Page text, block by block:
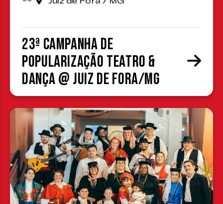
23ª Campanha de
Popularização Teatro &
Dança @ Juiz de Fora/MG